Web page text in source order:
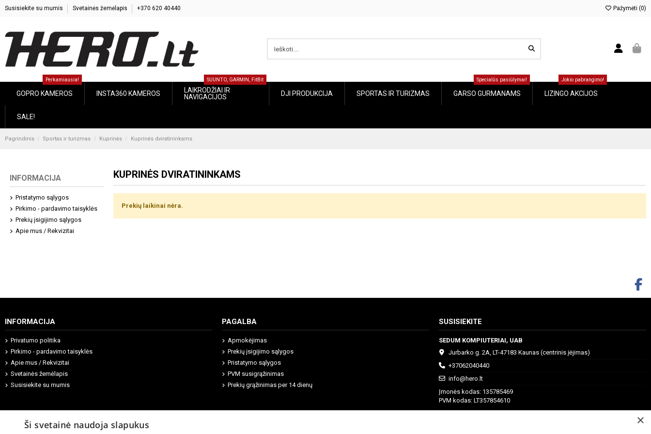
Susisiekite su mumis Svetainės žemėlapis +370 620 40440 Pažymėti (0)
GOPRO KAMEROS
Perkamiausia!
INSTA360 KAMEROS
LAIKRODŽIAI IR
NAVIGACIJOS
SUUNTO, GARMIN, FitBit
DJI PRODUKCIJA SPORTAS IR TURIZMAS GARSO GURMANAMS
Specialūs pasiūlymai!
LIZINGO AKCIJOS
Jokio pabrangimo!
SALE!
Pagrindinis Sportas ir turizmas Kuprinės Kuprinės dviratininkams
KUPRINĖS DVIRATININKAMS
Prekių laikinai nėra.
INFORMACIJA
Pristatymo sąlygos
Pirkimo - pardavimo taisyklės
Prekių įsigijimo sąlygos
Apie mus / Rekvizitai
INFORMACIJA
Privatumo politika
Pirkimo - pardavimo taisyklės
Apie mus / Rekvizitai
Svetainės žemėlapis
Susisiekite su mumis
PAGALBA
Apmokėjimas
Prekių įsigijimo sąlygos
Pristatymo sąlygos
PVM susigrąžinimas
Prekių grąžinimas per 14 dienų
SUSISIEKITE
SEDUM KOMPIUTERIAI, UAB
Jurbarko g. 2A, LT-47183 Kaunas (centrinis įėjimas)
+37062040440
info@hero.lt
Įmonės kodas: 135785469
PVM kodas: LT357854610
×
Ši svetainė naudoja slapukus